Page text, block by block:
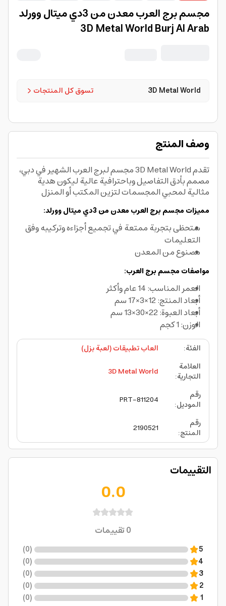
مجسم برج العرب معدن من 3دي ميتال وورلد
3D Metal World Burj Al Arab
تسوق كل المنتجات 3D Metal World
وصف المنتج
تقدم 3D Metal World مجسم لبرج العرب الشهير في دبي،
مصمم بأدق التفاصيل وباحترافية عالية ليكون هدية
مثالية لمحبي المجسمات لتزين المكتب أو المنزل
مميزات مجسم برج العرب معدن من 3دي ميتال وورلد:
ستحظى بتجربة ممتعة في تجميع أجزاءه وتركيبه وفق
التعليمات
مصنوع من المعدن
مواصفات مجسم برج العرب:
العمر المناسب: 14 عام وأكثر
أبعاد المنتج: 12×3×17 سم
أبعاد العبوة: 22×30×13 سم
الوزن: 1 كجم
الفئة:
العاب تطبيقات (لعبة بزل)
العلامة
التجارية:
3D Metal World
رقم
الموديل:
PRT-811204
رقم
المنتج:
2190521
التقييمات
0.0
0تقييمات
5
(
0
)
4
(
0
)
3
(
0
)
2
(
0
)
1
(
0
)